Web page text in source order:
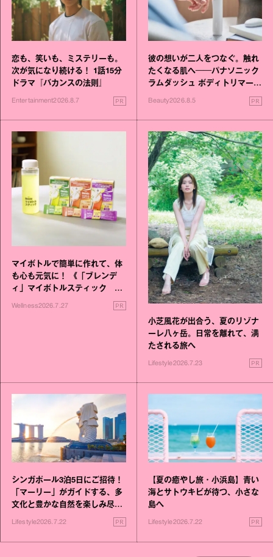
恋も、笑いも、ミステリーも。
次が気になり続ける！ 1話15分
ドラマ『バカンスの法則』
Entertainment2026.8.7 PR
彼の想いが二人をつなぐ。触れ
たくなる肌へ──パナソニック
ラムダッシュ ボディトリマーが
Beauty2026.8.5 PR
マイボトルで簡単に作れて、体
も心も元気に！ 《「ブレンデ
ィ」マイボトルスティック い
いこと毎日》シリーズが誕生
Wellness2026.7.27 PR
小芝風花が出合う、夏のリゾナ
ーレ八ヶ岳。日常を離れて、満
たされる旅へ
Lifestyle2026.7.23 PR
シンガポール3泊5日にご招待！
「マーリー」がガイドする、多
文化と豊かな自然を楽しみ尽く
Lifestyle2026.7.22 PR
【夏の癒やし旅・小浜島】青い
海とサトウキビが待つ、小さな
島へ
Lifestyle2026.7.22 PR